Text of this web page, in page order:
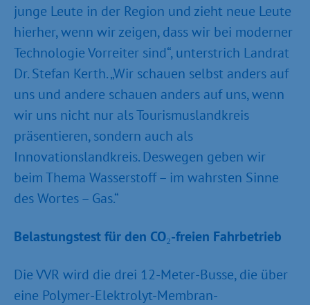
junge Leute in der Region und zieht neue Leute
hierher, wenn wir zeigen, dass wir bei moderner
Technologie Vorreiter sind“, unterstrich Landrat
Dr. Stefan Kerth. „Wir schauen selbst anders auf
uns und andere schauen anders auf uns, wenn
wir uns nicht nur als Tourismuslandkreis
präsentieren, sondern auch als
Innovationslandkreis. Deswegen geben wir
beim Thema Wasserstoff – im wahrsten Sinne
des Wortes – Gas.“
Belastungstest für den CO₂-freien Fahrbetrieb
Die VVR wird die drei 12-Meter-Busse, die über
eine Polymer-Elektrolyt-Membran-